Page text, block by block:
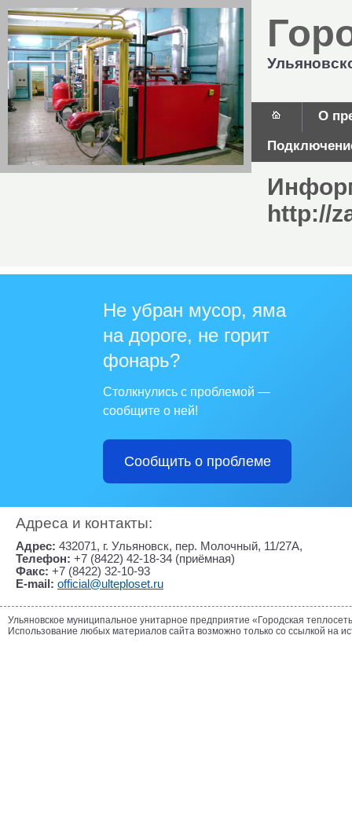
О
http://
Не убран мусор, яма
на дороге, не горит
фонарь?
Столкнулись с проблемой —
сообщите о ней!
Сообщить о проблеме
Адреса и контакты:
Адрес: 432071, г. Ульяновск, пер. Молочный, 11/27А,
Телефон: +7 (8422) 42-18-34 (приёмная)
Факс: +7 (8422) 32-10-93
E-mail: official@ulteploset.ru
Ульяновское муниципальное унитарное предприятие «Городская
Использование любых материалов сайта возможно только со ссылкой на